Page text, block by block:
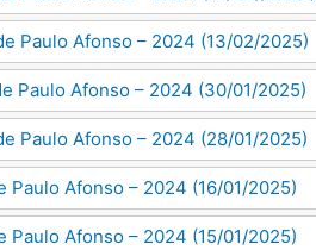
Paulo Afonso – 2024 (13/02/2025)
Paulo Afonso – 2024 (30/01/2025)
Paulo Afonso – 2024 (28/01/2025)
Afonso – 2024 (16/01/2025)
Afonso – 2024 (15/01/2025)